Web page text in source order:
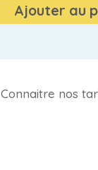
Ajouter au
Connaitre nos